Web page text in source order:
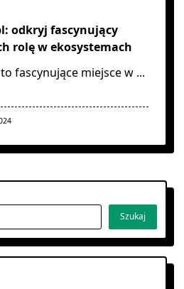
odkryj fascynujący
rolę w ekosystemach
fascynujące miejsce w ...
Szukaj